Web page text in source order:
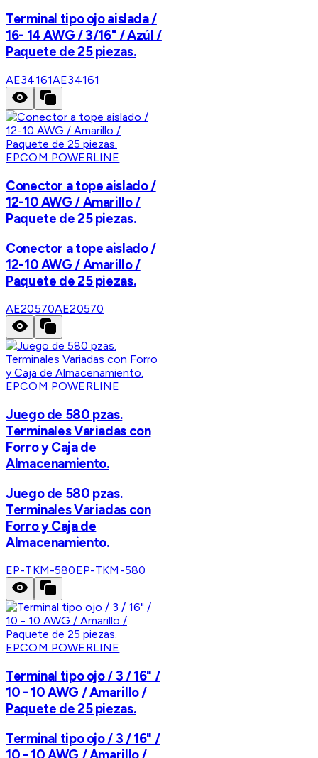
Terminal tipo ojo aislada /
16- 14 AWG / 3/16" / Azúl /
Paquete de 25 piezas.
AE34161AE34161
EPCOM POWERLINE
Conector a tope aislado /
12-10 AWG / Amarillo /
Paquete de 25 piezas.
Conector a tope aislado /
12-10 AWG / Amarillo /
Paquete de 25 piezas.
AE20570AE20570
EPCOM POWERLINE
Juego de 580 pzas.
Terminales Variadas con
Forro y Caja de
Almacenamiento.
Juego de 580 pzas.
Terminales Variadas con
Forro y Caja de
Almacenamiento.
EP-TKM-580EP-TKM-580
EPCOM POWERLINE
Terminal tipo ojo / 3 / 16" /
10 - 10 AWG / Amarillo /
Paquete de 25 piezas.
Terminal tipo ojo / 3 / 16" /
10 - 10 AWG / Amarillo /